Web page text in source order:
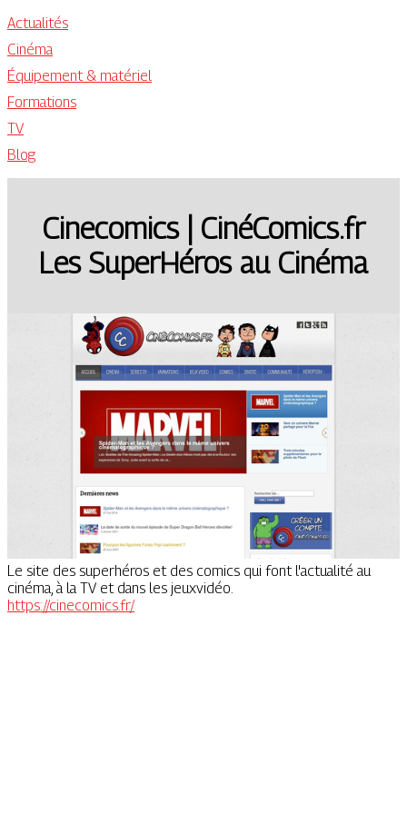
Actualités
Cinéma
Équipement & matériel
Formations
TV
Blog
Cinecomics | CinéComics.fr
Les SuperHéros au Cinéma
Le site des superhéros et des comics qui font l'actualité au
cinéma, à la TV et dans les jeuxvidéo.
https://cinecomics.fr/